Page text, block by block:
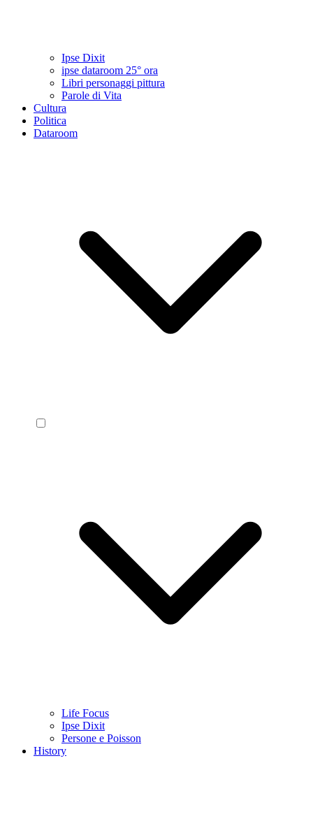
Ipse Dixit
ipse dataroom 25° ora
Libri personaggi pittura
Parole di Vita
Cultura
Politica
Dataroom
Life Focus
Ipse Dixit
Persone e Poisson
History